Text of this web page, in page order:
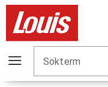
Sökterm